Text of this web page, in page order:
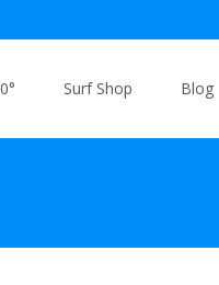
Surf Shop Blog